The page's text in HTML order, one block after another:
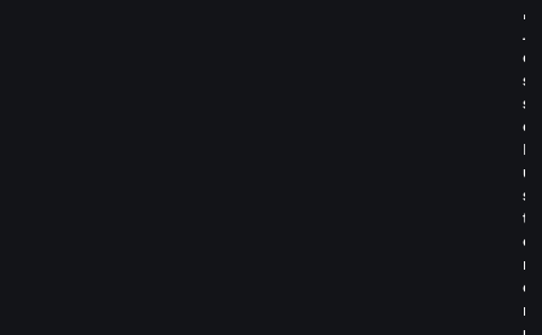
,
J
e
s
s
e
M
u
s
t
o
n
e
n